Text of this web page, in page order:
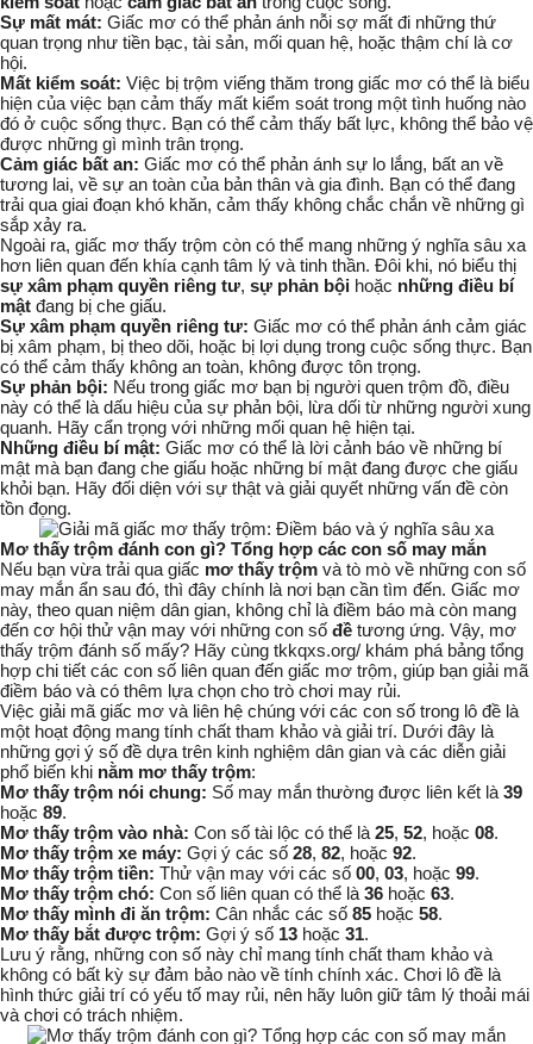
Sự mất mát: Giấc mơ có thể phản ánh nỗi sợ mất đi những thứ
quan trọng như tiền bạc, tài sản, mối quan hệ, hoặc thậm chí là cơ
hội.
Mất kiểm soát: Việc bị trộm viếng thăm trong giấc mơ có thể là biểu
hiện của việc bạn cảm thấy mất kiểm soát trong một tình huống nào
đó ở cuộc sống thực. Bạn có thể cảm thấy bất lực, không thể bảo vệ
được những gì mình trân trọng.
Cảm giác bất an: Giấc mơ có thể phản ánh sự lo lắng, bất an về
tương lai, về sự an toàn của bản thân và gia đình. Bạn có thể đang
trải qua giai đoạn khó khăn, cảm thấy không chắc chắn về những gì
sắp xảy ra.
Ngoài ra, giấc mơ thấy trộm còn có thể mang những ý nghĩa sâu xa
hơn liên quan đến khía cạnh tâm lý và tinh thần. Đôi khi, nó biểu thị
sự xâm phạm quyền riêng tư, sự phản bội hoặc những điều bí
mật đang bị che giấu.
Sự xâm phạm quyền riêng tư: Giấc mơ có thể phản ánh cảm giác
bị xâm phạm, bị theo dõi, hoặc bị lợi dụng trong cuộc sống thực. Bạn
có thể cảm thấy không an toàn, không được tôn trọng.
Sự phản bội: Nếu trong giấc mơ bạn bị người quen trộm đồ, điều
này có thể là dấu hiệu của sự phản bội, lừa dối từ những người xung
quanh. Hãy cẩn trọng với những mối quan hệ hiện tại.
Những điều bí mật: Giấc mơ có thể là lời cảnh báo về những bí
mật mà bạn đang che giấu hoặc những bí mật đang được che giấu
khỏi bạn. Hãy đối diện với sự thật và giải quyết những vấn đề còn
tồn đọng.
Mơ thấy trộm đánh con gì? Tổng hợp các con số may mắn
Nếu bạn vừa trải qua giấc mơ thấy trộm và tò mò về những con số
may mắn ẩn sau đó, thì đây chính là nơi bạn cần tìm đến. Giấc mơ
này, theo quan niệm dân gian, không chỉ là điềm báo mà còn mang
đến cơ hội thử vận may với những con số đề tương ứng. Vậy, mơ
thấy trộm đánh số mấy? Hãy cùng tkkqxs.org/ khám phá bảng tổng
hợp chi tiết các con số liên quan đến giấc mơ trộm, giúp bạn giải mã
điềm báo và có thêm lựa chọn cho trò chơi may rủi.
Việc giải mã giấc mơ và liên hệ chúng với các con số trong lô đề là
một hoạt động mang tính chất tham khảo và giải trí. Dưới đây là
những gợi ý số đề dựa trên kinh nghiệm dân gian và các diễn giải
phổ biến khi nằm mơ thấy trộm:
Mơ thấy trộm nói chung: Số may mắn thường được liên kết là 39
hoặc 89.
Mơ thấy trộm vào nhà: Con số tài lộc có thể là 25, 52, hoặc 08.
Mơ thấy trộm xe máy: Gợi ý các số 28, 82, hoặc 92.
Mơ thấy trộm tiền: Thử vận may với các số 00, 03, hoặc 99.
Mơ thấy trộm chó: Con số liên quan có thể là 36 hoặc 63.
Mơ thấy mình đi ăn trộm: Cân nhắc các số 85 hoặc 58.
Mơ thấy bắt được trộm: Gợi ý số 13 hoặc 31.
Lưu ý rằng, những con số này chỉ mang tính chất tham khảo và
không có bất kỳ sự đảm bảo nào về tính chính xác. Chơi lô đề là
hình thức giải trí có yếu tố may rủi, nên hãy luôn giữ tâm lý thoải mái
và chơi có trách nhiệm.